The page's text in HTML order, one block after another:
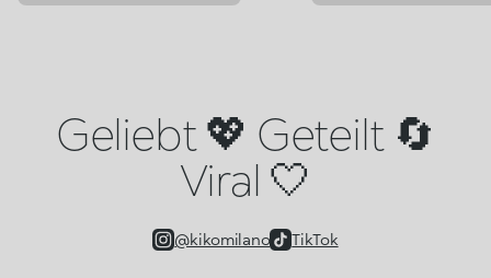
Geliebt 💖 Geteilt 🔄
Viral 🤍
@kikomilano TikTok